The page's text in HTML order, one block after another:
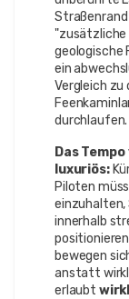
Straßenrand
"zusätzliche
geologische
ein
Vergleich zu
durchlaufen.
Das
luxuriös:
Piloten
einzuhalten,
innerhalb
bewegen
anstatt
erlaubt